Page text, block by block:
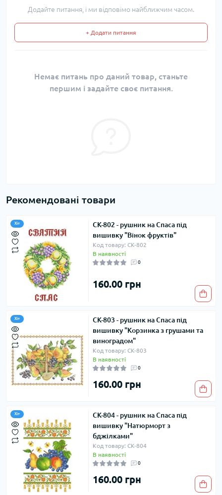
Додайте питання, і ми відповімо найближчим часом.
+ Додати питання
Немає питань про даний товар, станьте
першим і задайте своє питання.
Рекомендовані товари
Хіт
СК-802 - рушник на Спаса під
вишивку "Вінок фруктів"
Код товару: СК-802
В наявності
0
160.00 грн
Хіт
СК-803 - рушник на Спаса під
вишивку "Корзинка з грушами та
виноградом"
Код товару: СК-803
В наявності
0
160.00 грн
Хіт
СК-804 - рушник на Спаса під
вишивку "Натюрморт з
бджілками"
Код товару: СК-804
В наявності
0
160.00 грн